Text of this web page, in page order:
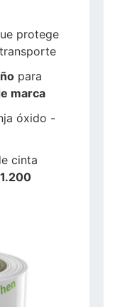
protege
para
marca
óxido -
cinta
1.200